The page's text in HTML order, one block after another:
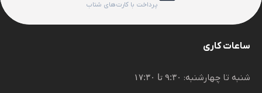
پرداخت با کارت‌های شتاب
ساعات کاری
شنبه تا چهارشنبه: ۹:۳۰ تا ۱۷:۳۰